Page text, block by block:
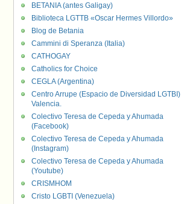
BETANIA (antes Galigay)
Biblioteca LGTTB «Oscar Hermes Villordo»
Blog de Betania
Cammini di Speranza (Italia)
CATHOGAY
Catholics for Choice
CEGLA (Argentina)
Centro Arrupe (Espacio de Diversidad LGTBI)
Valencia.
Colectivo Teresa de Cepeda y Ahumada
(Facebook)
Colectivo Teresa de Cepeda y Ahumada
(Instagram)
Colectivo Teresa de Cepeda y Ahumada
(Youtube)
CRISMHOM
Cristo LGBTI (Venezuela)